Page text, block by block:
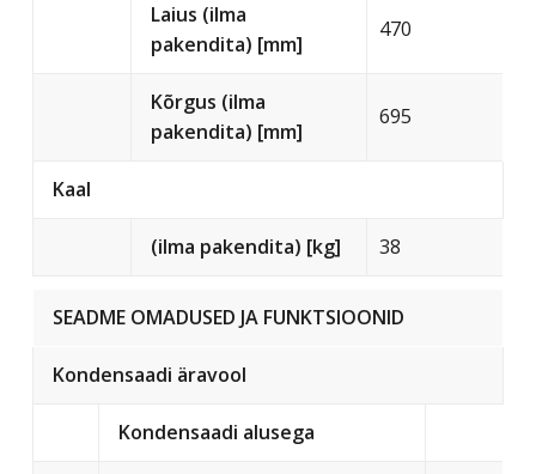
Laius (ilma
pakendita) [mm]
470
Kõrgus (ilma
pakendita) [mm]
695
Kaal
(ilma pakendita) [kg] 38
SEADME OMADUSED JA FUNKTSIOONID
Kondensaadi äravool
Kondensaadi alusega